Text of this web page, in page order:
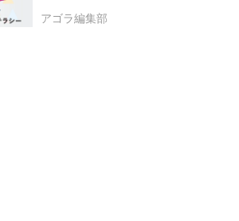
アゴラ編集部